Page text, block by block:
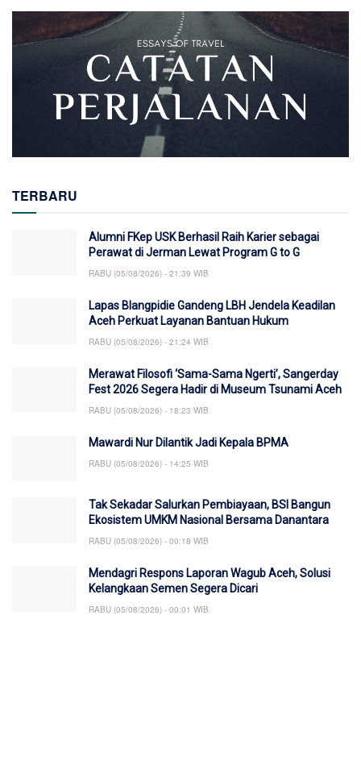
TERBARU
Alumni FKep USK Berhasil Raih Karier sebagai
Perawat di Jerman Lewat Program G to G
RABU (05/08/2026) - 21:39 WIB
Lapas Blangpidie Gandeng LBH Jendela Keadilan
Aceh Perkuat Layanan Bantuan Hukum
RABU (05/08/2026) - 21:24 WIB
Merawat Filosofi ‘Sama-Sama Ngerti’, Sangerday
Fest 2026 Segera Hadir di Museum Tsunami Aceh
RABU (05/08/2026) - 18:23 WIB
Mawardi Nur Dilantik Jadi Kepala BPMA
RABU (05/08/2026) - 14:25 WIB
Tak Sekadar Salurkan Pembiayaan, BSI Bangun
Ekosistem UMKM Nasional Bersama Danantara
RABU (05/08/2026) - 00:18 WIB
Mendagri Respons Laporan Wagub Aceh, Solusi
Kelangkaan Semen Segera Dicari
RABU (05/08/2026) - 00:01 WIB